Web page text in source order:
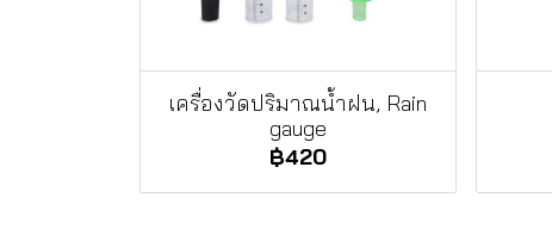
เครื่องวัดปริมาณน้ำฝน, Rain
gauge
฿420